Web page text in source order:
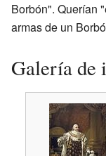
Borbón". Querían
armas de un
Galería de